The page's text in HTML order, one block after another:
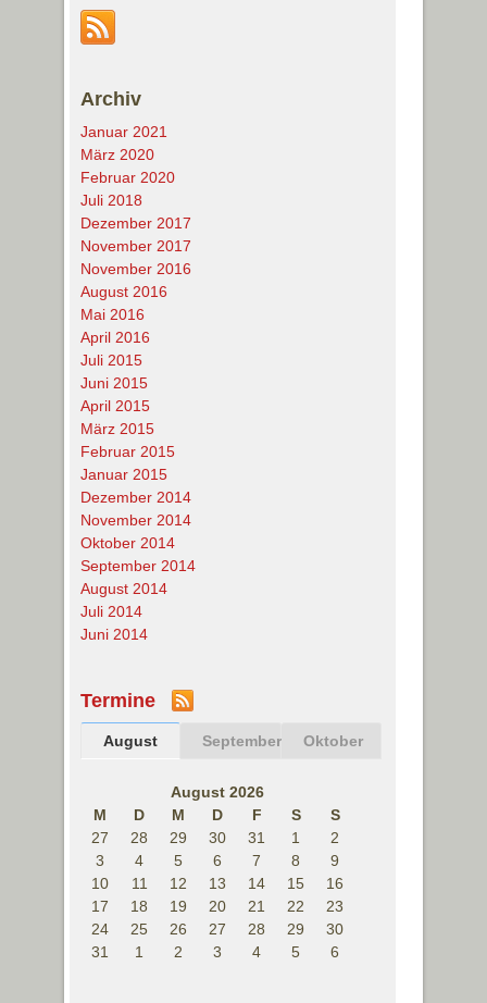
Archiv
Januar 2021
März 2020
Februar 2020
Juli 2018
Dezember 2017
November 2017
November 2016
August 2016
Mai 2016
April 2016
Juli 2015
Juni 2015
April 2015
März 2015
Februar 2015
Januar 2015
Dezember 2014
November 2014
Oktober 2014
September 2014
August 2014
Juli 2014
Juni 2014
Termine
August September Oktober
August 2026
M
D M D F S
S
27
28 29 30 31 1
2
3
4 5 6 7 8
9
10
11 12 13 14 15
16
17
18 19 20 21 22
23
24
25 26 27 28 29
30
31
1 2 3 4 5 6